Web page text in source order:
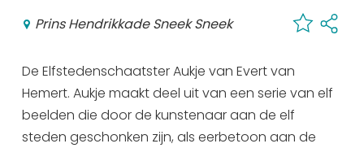
En meer
Jouw Sneek
De Friese meren
Prins Hendrikkade Sneek Sneek
De Elfstedenschaatster Aukje van Evert van
Hemert. Aukje maakt deel uit van een serie van elf
beelden die door de kunstenaar aan de elf
steden geschonken zijn, als eerbetoon aan de